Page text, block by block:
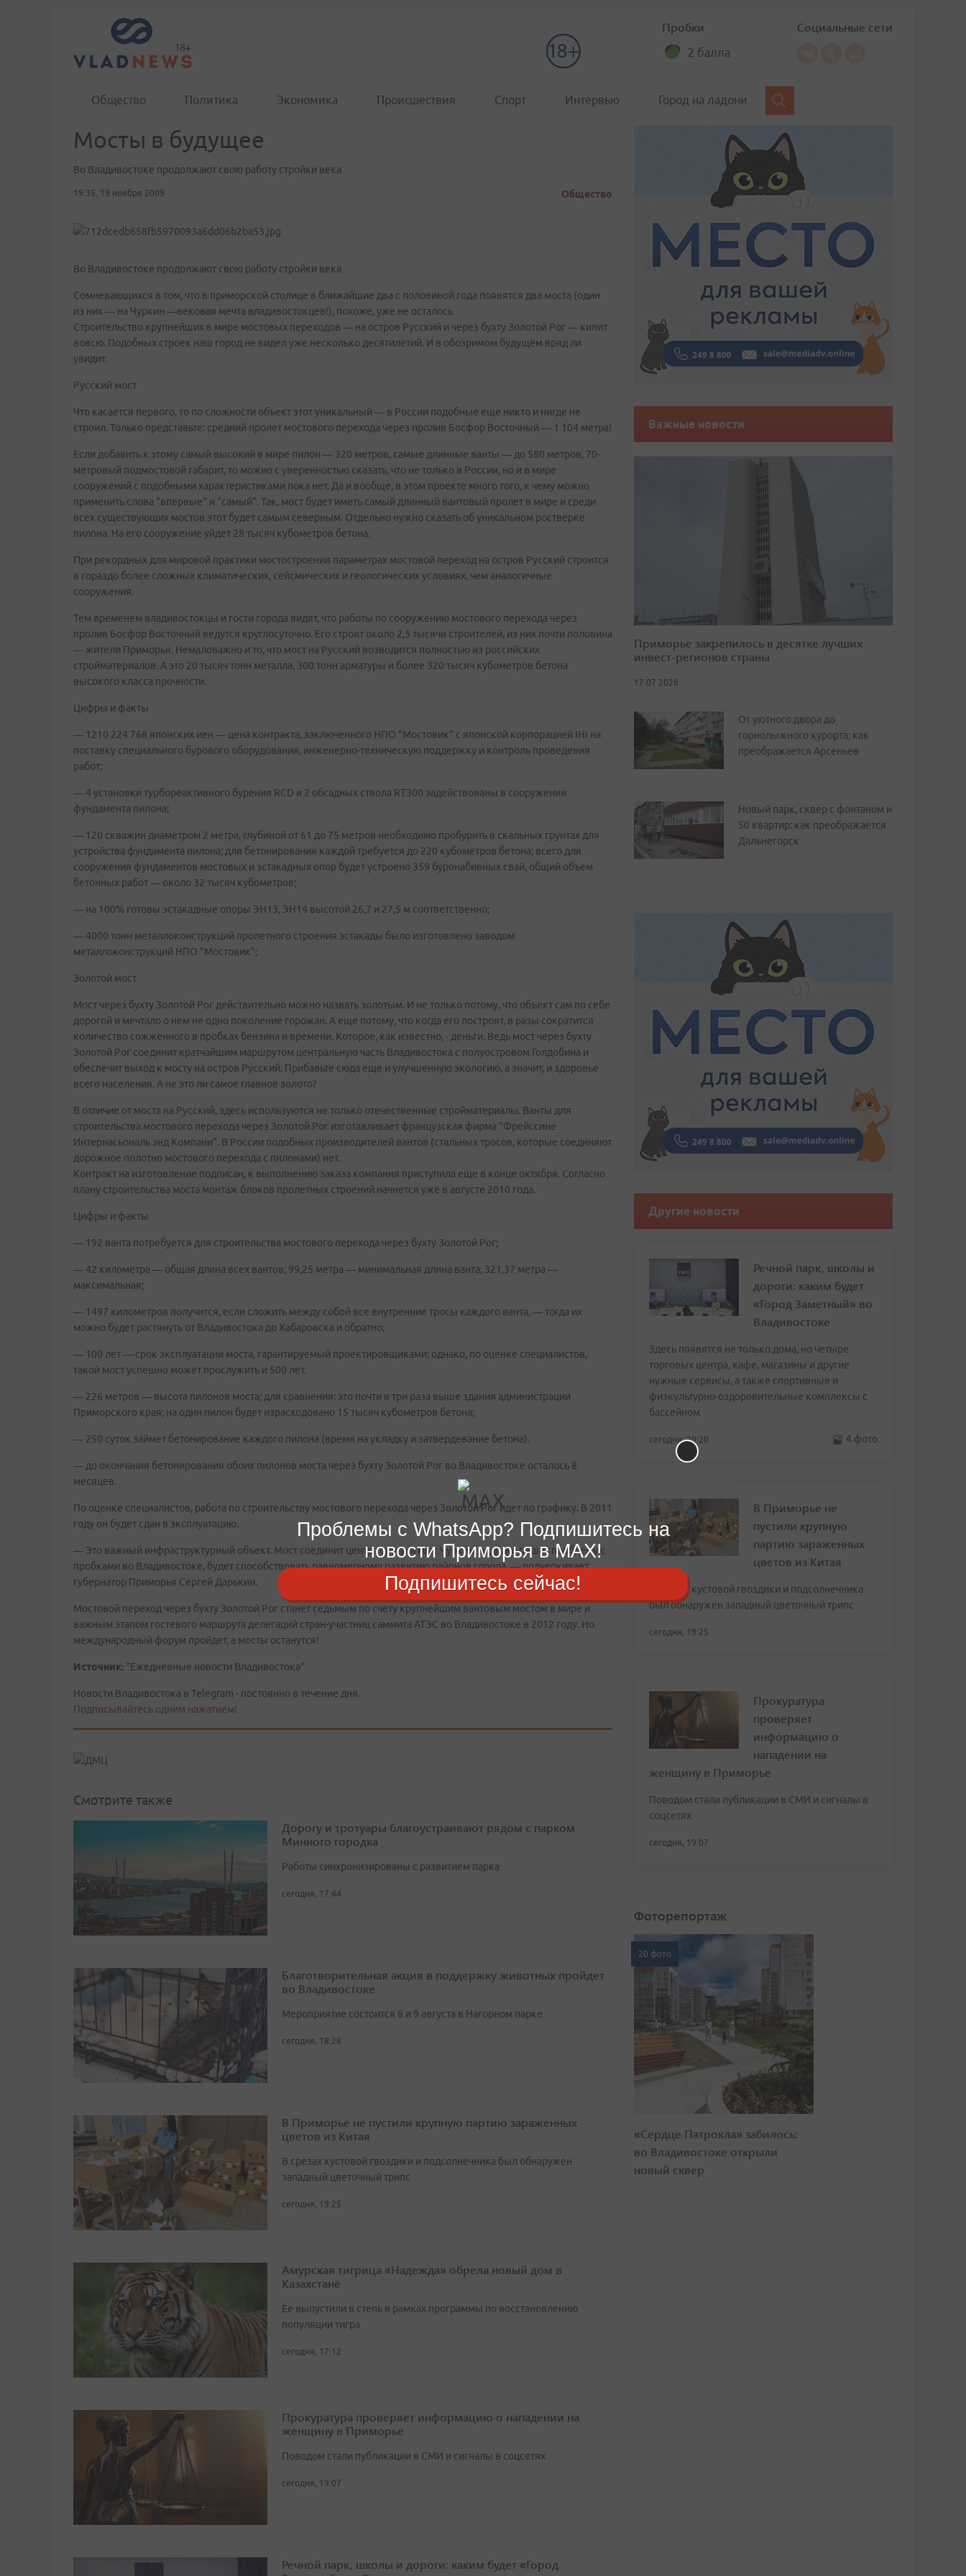
Пробки
2 балла
Социальные сети
Общество Политика Экономика Происшествия Спорт Интервью Город на ладони
Мосты в будущее
Во Владивостоке продолжают свою работу стройки века
19:35, 19 ноября 2009 Общество
Во Владивостоке продолжают свою работу стройки века
Сомневающихся в том, что в приморской столице в ближайшие два с половиной года появятся два моста (один
из них — на Чуркин —вековая мечта владивостокцев!), похоже, уже не осталось
Строительство крупнейших в мире мостовых переходов — на остров Русский и через бухту Золотой Рог — кипит
вовсю. Подобных строек наш город не видел уже несколько десятилетий. И в обозримом будущем вряд ли
увидит.
Русский мост
Что касается первого, то по сложности объект этот уникальный — в России подобные еще никто и нигде не
строил. Только представьте: средний пролет мостового перехода через пролив Босфор Восточный — 1 104 метра!
Если добавить к этому самый высокий в мире пилон — 320 метров, самые длинные ванты — до 580 метров, 70-
метровый подмостовой габарит, то можно с уверенностью сказать, что не только в России, но и в мире
сооружений с подобными характеристиками пока нет. Да и вообще, в этом проекте много того, к чему можно
применить слова "впервые" и "самый". Так, мост будет иметь самый длинный вантовый пролет в мире и среди
всех существующих мостов этот будет самым северным. Отдельно нужно сказать об уникальном ростверке
пилона. На его сооружение уйдет 28 тысяч кубометров бетона.
При рекордных для мировой практики мостостроения параметрах мостовой переход на остров Русский строится
в гораздо более сложных климатических, сейсмических и геологических условиях, чем аналогичные
сооружения.
Тем временем владивостокцы и гости города видят, что работы по сооружению мостового перехода через
пролив Босфор Восточный ведутся круглосуточно. Его строят около 2,5 тысячи строителей, из них почти половина
— жители Приморья. Немаловажно и то, что мост на Русский возводится полностью из российских
стройматериалов. А это 20 тысяч тонн металла, 300 тонн арматуры и более 320 тысяч кубометров бетона
высокого класса прочности.
Цифры и факты
— 1210 224 768 японских иен — цена контракта, заключенного НПО "Мостовик" с японской корпорацией IHI на
поставку специального бурового оборудования, инженерно-техническую поддержку и контроль проведения
работ;
— 4 установки турбореактивного бурения RCD и 2 обсадных ствола RT300 задействованы в сооружении
фундамента пилона;
— 120 скважин диаметром 2 метра, глубиной от 61 до 75 метров необходимо пробурить в скальных грунтах для
устройства фундамента пилона; для бетонирования каждой требуется до 220 кубометров бетона; всего для
сооружения фундаментов мостовых и эстакадных опор будет устроено 359 буронабивных свай, общий объем
бетонных работ — около 32 тысяч кубометров;
— на 100% готовы эстакадные опоры ЭН13, ЭН14 высотой 26,7 и 27,5 м соответственно;
— 4000 тонн металлоконструкций пролетного строения эстакады было изготовлено заводом
металлоконструкций НПО "Мостовик";
Золотой мост
Мост через бухту Золотой Рог действительно можно назвать золотым. И не только потому, что объект сам по себе
дорогой и мечтало о нем не одно поколение горожан. А еще потому, что когда его построят, в разы сократится
количество сожженного в пробках бензина и времени. Которое, как известно, - деньги. Ведь мост через бухту
Золотой Рог соединит кратчайшим маршрутом центральную часть Владивостока с полуостровом Голдобина и
обеспечит выход к мосту на остров Русский. Прибавьте сюда еще и улучшенную экологию, а значит, и здоровье
всего населения. А не это ли самое главное золото?
В отличие от моста на Русский, здесь используются не только отечественные стройматериалы. Ванты для
строительства мостового перехода через Золотой Рог изготавливает французская фирма "Фрейссине
Интернасьональ энд Компани". В России подобных производителей вантов (стальных тросов, которые соединяют
дорожное полотно мостового перехода с пилонами) нет.
Контракт на изготовление подписан, к выполнению заказа компания приступила еще в конце октября. Согласно
плану строительства моста монтаж блоков пролетных строений начнется уже в августе 2010 года.
Цифры и факты
— 192 ванта потребуется для строительства мостового перехода через бухту Золотой Рог;
— 42 километра — общая длина всех вантов; 99,25 метра — минимальная длина ванта, 321,37 метра —
максимальная;
— 1497 километров получится, если сложить между собой все внутренние тросы каждого ванта, — тогда их
можно будет растянуть от Владивостока до Хабаровска и обратно;
— 100 лет — срок эксплуатации моста, гарантируемый проектировщиками; однако, по оценке специалистов,
такой мост успешно может прослужить и 500 лет.
— 226 метров — высота пилонов моста; для сравнения: это почти в три раза выше здания администрации
Приморского края; на один пилон будет израсходовано 15 тысяч кубометров бетона;
— 250 суток займет бетонирование каждого пилона (время на укладку и затвердевание бетона).
— до окончания бетонирования обоих пилонов моста через бухту Золотой Рог во Владивостоке осталось 8
месяцев.
По оценке специалистов, работа по строительству мостового перехода через Золотой Рог идет по графику. В 2011
году он будет сдан в эксплуатацию.
— Это важный инфраструктурный объект. Мост соединит центр города и мыс Чуркин, надолго решит проблему с
пробками во Владивостоке, будет способствовать равномерному развитию районов города, — подчеркивает
губернатор Приморья Сергей Дарькин.
Мостовой переход через бухту Золотой Рог станет седьмым по счету крупнейшим вантовым мостом в мире и
важным этапом гостевого маршрута делегаций стран-участниц саммита АТЭС во Владивостоке в 2012 году. Но
международный форум пройдет, а мосты останутся!
Источник: "Ежедневные новости Владивостока"
Новости Владивостока в Telegram - постоянно в течение дня.
Подписывайтесь одним нажатием!
Смотрите также
Дорогу и тротуары благоустраивают рядом с парком
Минного городка
Работы синхронизированы с развитием парка
сегодня, 17:44
Благотворительная акция в поддержку животных пройдет
во Владивостоке
Мероприятие состоится 8 и 9 августа в Нагорном парке
сегодня, 18:28
В Приморье не пустили крупную партию зараженных
цветов из Китая
В срезах кустовой гвоздики и подсолнечника был обнаружен
западный цветочный трипс
сегодня, 19:25
Амурская тигрица «Надежда» обрела новый дом в
Казахстане
Ее выпустили в степь в рамках программы по восстановлению
популяции тигра
сегодня, 17:12
Прокуратура проверяет информацию о нападении на
женщину в Приморье
Поводом стали публикации в СМИ и сигналы в соцсетях
сегодня, 19:07
Речной парк, школы и дороги: каким будет «Город
Важные новости
Приморье закрепилось в десятке лучших
инвест-регионов страны
17.07.2026
От уютного двора до
горнолыжного курорта: как
преображается Арсеньев
Новый парк, сквер с фонтаном и
50 квартир: как преображается
Дальнегорск
Другие новости
Речной парк, школы и
дороги: каким будет
«Город Заметный» во
Владивостоке
Здесь появятся не только дома, но четыре
торговых центра, кафе, магазины и другие
нужные сервисы, а также спортивные и
физкультурно-оздоровительные комплексы с
бассейном
сегодня, 20:20 4 фото
В Приморье не
пустили крупную
партию зараженных
цветов из Китая
В срезах кустовой гвоздики и подсолнечника
был обнаружен западный цветочный трипс
сегодня, 19:25
Прокуратура
проверяет
информацию о
нападении на
женщину в Приморье
Поводом стали публикации в СМИ и сигналы в
соцсетях
сегодня, 19:07
Фоторепортаж
20 фото
«Сердце Патрокла» забилось:
во Владивостоке открыли
новый сквер
Проблемы с WhatsApp? Подпишитесь на
новости Приморья в MAX!
Подпишитесь сейчас!